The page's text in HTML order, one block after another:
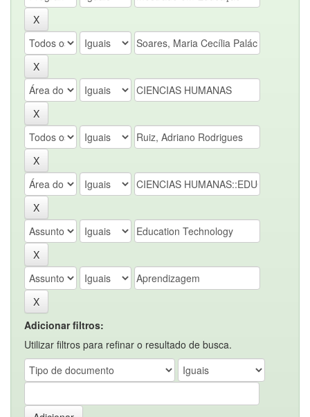
Adicionar filtros:
Utilizar filtros para refinar o resultado de busca.